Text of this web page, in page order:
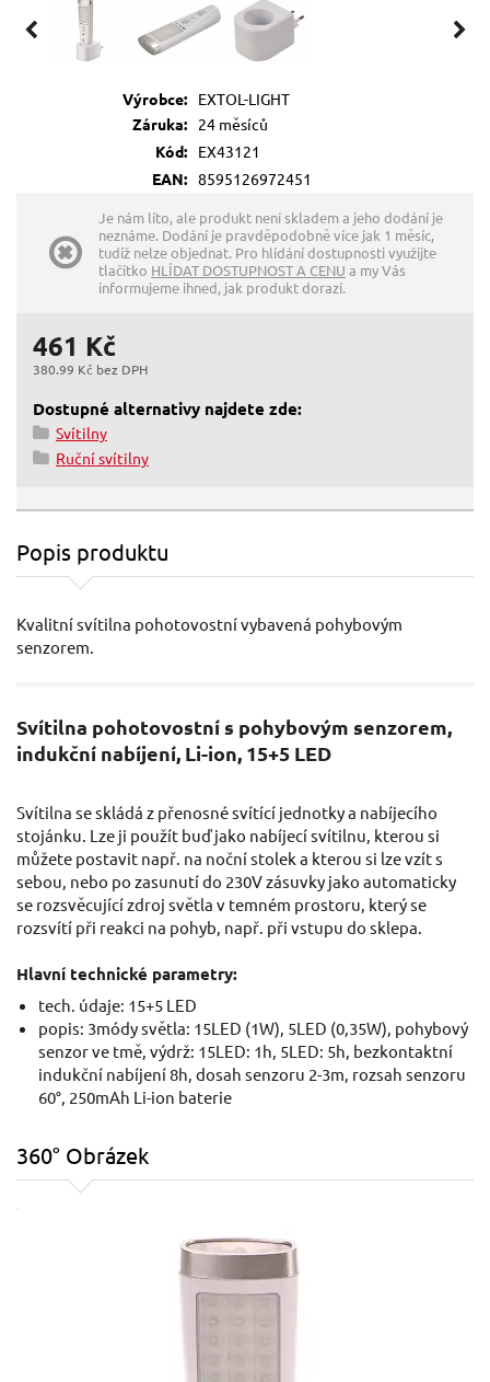
Výrobce:
EXTOL-LIGHT
Záruka:
24 měsíců
Kód:
EX43121
EAN: 8595126972451
Je nám líto, ale produkt není skladem a jeho dodání je
neznáme. Dodání je pravděpodobně více jak 1 měsíc,
tudíž nelze objednat. Pro hlídání dostupnosti využijte
tlačítko HLÍDAT DOSTUPNOST A CENU a my Vás
informujeme ihned, jak produkt dorazí.
461 Kč
380.99 Kč bez DPH
Dostupné alternativy najdete zde:
Svítilny
Ruční svítilny
Popis produktu
Kvalitní svítilna pohotovostní vybavená pohybovým
senzorem.
Svítilna pohotovostní s pohybovým senzorem,
indukční nabíjení, Li-ion, 15+5 LED
Svítilna se skládá z přenosné svítící jednotky a nabíjecího
stojánku. Lze ji použít buď jako nabíjecí svítilnu, kterou si
můžete postavit např. na noční stolek a kterou si lze vzít s
sebou, nebo po zasunutí do 230V zásuvky jako automaticky
se rozsvěcující zdroj světla v temném prostoru, který se
rozsvítí při reakci na pohyb, např. při vstupu do sklepa.
Hlavní technické parametry:
tech. údaje: 15+5 LED
popis: 3módy světla: 15LED (1W), 5LED (0,35W), pohybový
senzor ve tmě, výdrž: 15LED: 1h, 5LED: 5h, bezkontaktní
indukční nabíjení 8h, dosah senzoru 2-3m, rozsah senzoru
60°, 250mAh Li-ion baterie
360° Obrázek